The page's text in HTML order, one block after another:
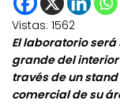
Vistas: 1562
El laboratorio
grande del
través de un
comercial de su